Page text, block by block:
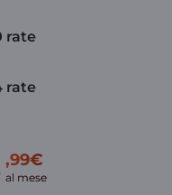
rate
rate
,99€
al mese